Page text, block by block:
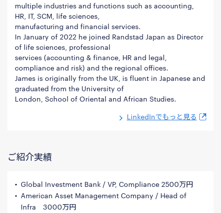
multiple industries and functions such as accounting,
HR, IT, SCM, life sciences,
manufacturing and financial services.
In January of 2022 he joined Randstad Japan as Director
of life sciences, professional
services (accounting & finance, HR and legal,
compliance and risk) and the regional offices.
James is originally from the UK, is fluent in Japanese and
graduated from the University of
London, School of Oriental and African Studies.
LinkedInでもっと見る
ご紹介実績
Global Investment Bank / VP, Compliance 2500万円
American Asset Management Company / Head of
Infra 3000万円